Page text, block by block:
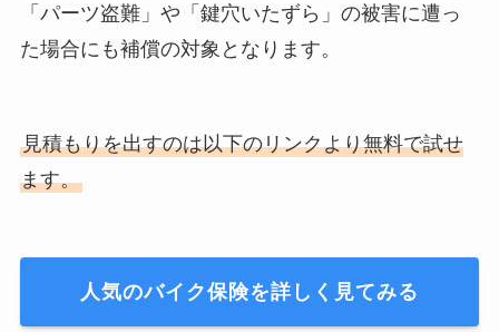
「パーツ盗難」や「鍵穴いたずら」の被害に遭っ
た場合にも補償の対象となります。
見積もりを出すのは以下のリンクより無料で試せ
ます。
人気のバイク保険を詳しく見てみる